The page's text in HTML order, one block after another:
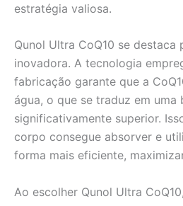
estratégia valiosa.
Qunol Ultra CoQ10 se destaca
inovadora. A tecnologia
fabricação garante que a
água, o que se traduz em
significativamente superior.
corpo consegue absorver e
forma mais eficiente,
Ao escolher Qunol Ultra